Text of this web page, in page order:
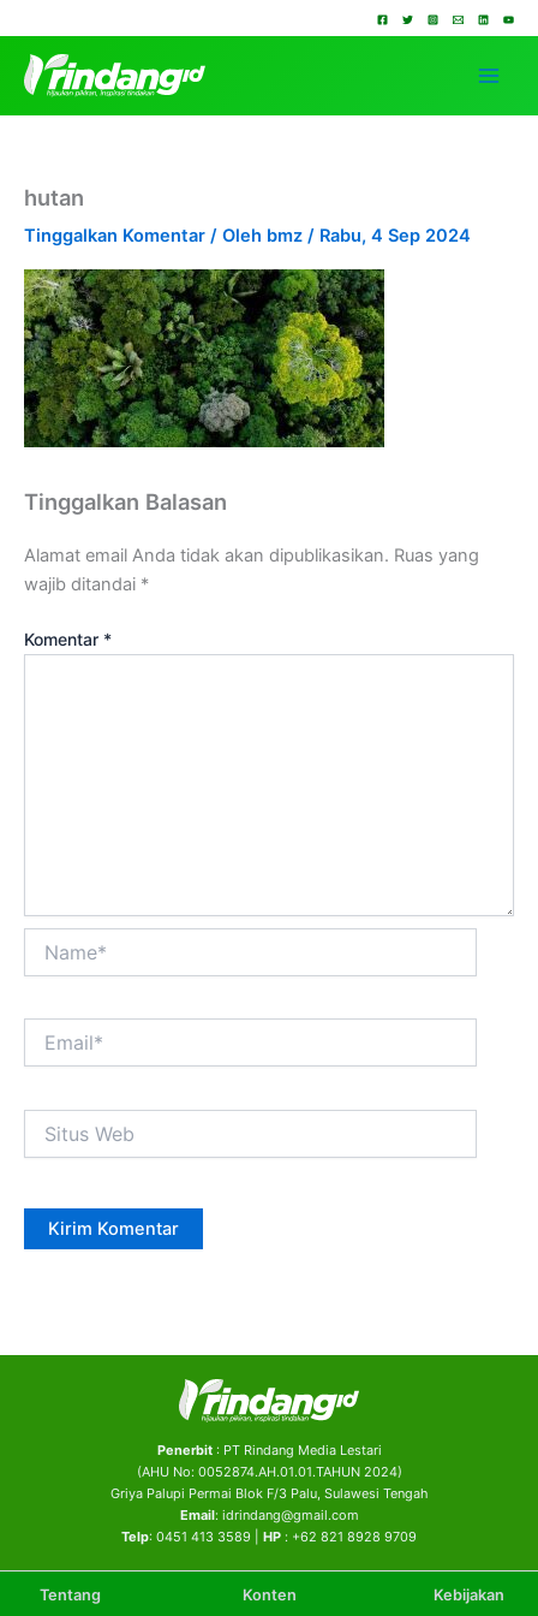
ke
konten
hutan
Tinggalkan Komentar / Oleh bmz / Rabu, 4 Sep 2024
Tinggalkan Balasan
Alamat email Anda tidak akan dipublikasikan. Ruas yang
wajib ditandai *
Komentar *
Web
Penerbit: PT Rindang Media Lestari
(AHU No: 0052874.AH.01.01.TAHUN 2024)
Griya Palupi Permai Blok F/3 Palu, Sulawesi Tengah
Email: idrindang@gmail.com
Telp: 0451 413 3589 | HP : +62 821 8928 9709
Tentang Konten Kebijakan